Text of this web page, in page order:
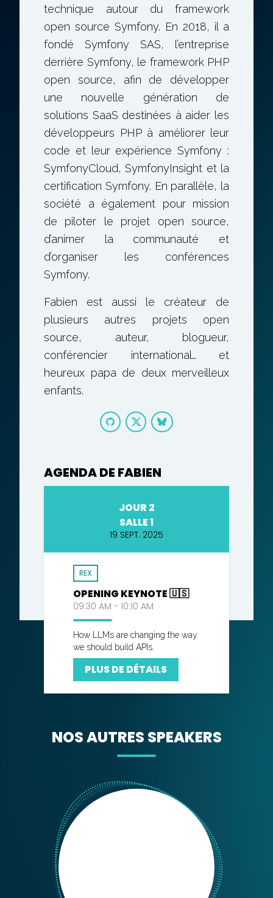
technique autour du framework
open source Symfony. En 2018, il a
fondé Symfony SAS, l’entreprise
derrière Symfony, le framework PHP
open source, afin de développer
une nouvelle génération de
solutions SaaS destinées à aider les
développeurs PHP à améliorer leur
code et leur expérience Symfony :
SymfonyCloud, SymfonyInsight et la
certification Symfony. En parallèle, la
société a également pour mission
de piloter le projet open source,
d’animer la communauté et
d’organiser les conférences
Symfony.
Fabien est aussi le créateur de
plusieurs autres projets open
source, auteur, blogueur,
conférencier international… et
heureux papa de deux merveilleux
enfants.
AGENDA DE FABIEN
JOUR 2
SALLE 1
19 SEPT. 2025
REX
OPENING KEYNOTE 🇺🇸
09:30 AM - 10:10 AM
How LLMs are changing the way
we should build APIs.
PLUS DE DÉTAILS
NOS AUTRES SPEAKERS